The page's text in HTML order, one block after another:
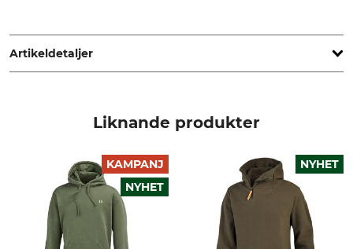
www.hart-outdoor.com
Artikeldetaljer
100% Polyester
30 °C kulörtvätt
Blekning
Får inte blekas
Torkning
Strykning
Liknande produkter
KAMPANJ
NYHET
NYHET